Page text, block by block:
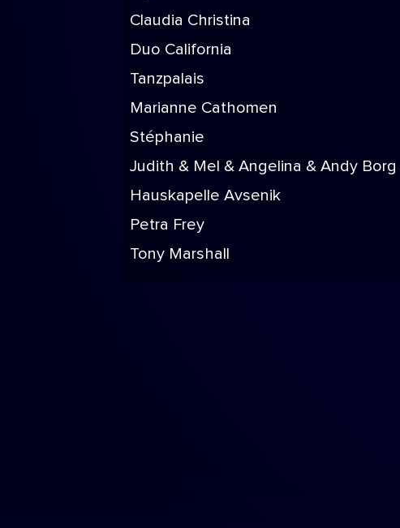
Claudia Christina
Duo California
Tanzpalais
Marianne Cathomen
Stéphanie
Judith & Mel & Angelina & Andy Borg
Hauskapelle Avsenik
Petra Frey
Tony Marshall